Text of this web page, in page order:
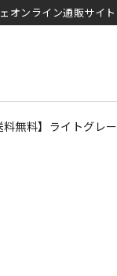
オンライン通販サイト
無料】ライトグレー